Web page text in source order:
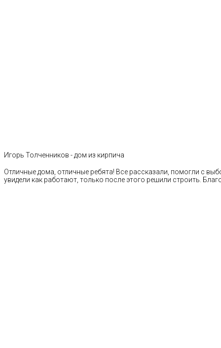
Игорь Толченников - дом из кирпича
Отличные дома, отличные ребята! Все рассказали, помогли с
увидели как работают, только после этого решили строить.